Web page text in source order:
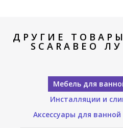
ДРУГИЕ
SCARABEO
Мебель для
Инсталляции и
Аксессуары для ванной